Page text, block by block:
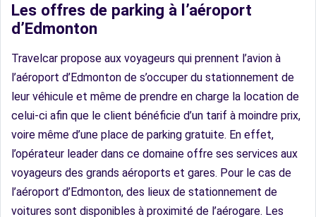
Les offres de parking à l’aéroport
d’Edmonton
Travelcar propose aux voyageurs qui prennent l’avion à
l’aéroport d’Edmonton de s’occuper du stationnement de
leur véhicule et même de prendre en charge la location de
celui-ci afin que le client bénéficie d’un tarif à moindre prix,
voire même d’une place de parking gratuite. En effet,
l’opérateur leader dans ce domaine offre ses services aux
voyageurs des grands aéroports et gares. Pour le cas de
l’aéroport d’Edmonton, des lieux de stationnement de
voitures sont disponibles à proximité de l’aérogare. Les